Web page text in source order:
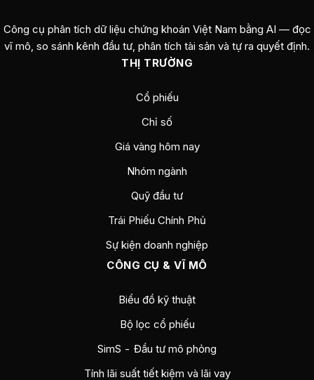
Công cụ phân tích dữ liệu chứng khoán Việt Nam bằng AI — đọc
vĩ mô, so sánh kênh đầu tư, phân tích tài sản và tự ra quyết định.
THỊ TRƯỜNG
Cổ phiếu
Chỉ số
Giá vàng hôm nay
Nhóm ngành
Quỹ đầu tư
Trái Phiếu Chính Phủ
Sự kiện doanh nghiệp
CÔNG CỤ & VĨ MÔ
Biểu đồ kỹ thuật
Bộ lọc cổ phiếu
SimS - Đầu tư mô phỏng
Tính lãi suất tiết kiệm và lãi vay